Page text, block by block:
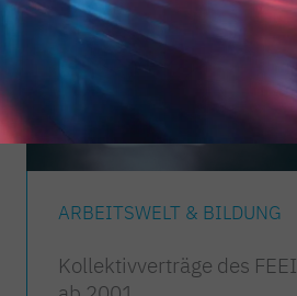
ARBEITSWELT & BILDUNG
Kollektivverträge des FEEI